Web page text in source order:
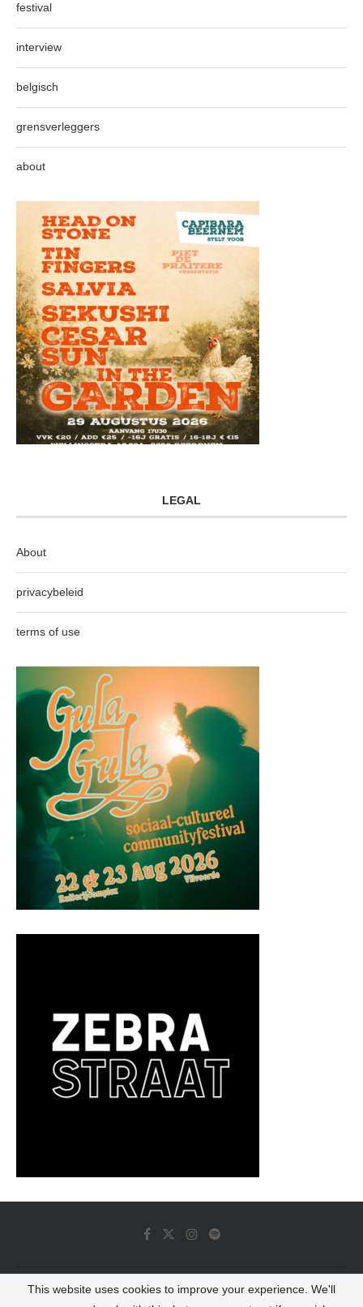
festival
interview
belgisch
grensverleggers
about
LEGAL
About
privacybeleid
terms of use
© 2022 - Luminous Dash All Rights Reserved
This website uses cookies to improve your experience. We'll